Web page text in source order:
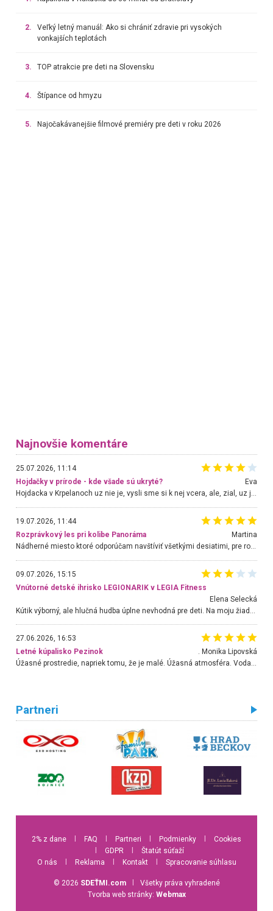
2.
Veľký letný manuál: Ako si chrániť zdravie pri vysokých
vonkajších teplotách
3. TOP atrakcie pre deti na Slovensku
4. Štípance od hmyzu
5. Najočakávanejšie filmové premiéry pre deti v roku 2026
Najnovšie komentáre
25.07.2026, 11:14
Hojdačky v prírode - kde všade sú ukryté?
Eva
Hojdacka v Krpelanoch uz nie je, vysli sme si k nej vcera, ale, zial, uz je znicena. Ak sem planujete cestu len kvoli hojdacke, mozete si ju usetrit. Krasny vyhlad je tu vsak aj bez hojdacky :-)
19.07.2026, 11:44
Rozprávkový les pri kolibe Panoráma
Martina
Nádherné miesto ktoré odporúčam navštíviť všetkými desiatimi, pre rodiny s deťmi, dôchodcom... Proste a jednoducho ozaj rozprávkový les.. určite ešte prídeme. Odniesli sme si na pamiatku krásne tričká,
09.07.2026, 15:15
Vnútorné detské ihrisko LEGIONARIK v LEGIA Fitness
Elena Selecká
27.06.2026, 16:53
Letné kúpalisko Pezinok
. Monika Lipovská
Úžasné prostredie, napriek tomu, že je malé. Úžasná atmosféra. Voda fantastická a nádherná. Ľudí je pomerne veľa, ale su mili a ohľaduplní. Je veľmi zaujímavé sledovať, ako dokážu spolu športovať cudzí ľudia a bez ohľadu na vek. Vládne tu pohoda. Vnuka neviem dostať z vody. Ďakujem za krásny deň . Urcite sa sem vrátim. Jediný problém je s parkovaním, ale aj ten sa mi podarilo vyriešiť. Monika Bratislava
Partneri
2% z dane FAQ Partneri Podmienky
Cookies
GDPR
Štatút súťaží
O nás
Reklama Kontakt Spracovanie súhlasu
© 2026 SDEŤMI.com
Všetky práva vyhradené
Tvorba web stránky: Webmax